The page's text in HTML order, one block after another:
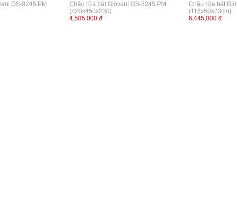
GS-9245 PM
Chậu rửa bát Giovani GS-8245 PM
(820x450x230)
4,505,000 đ
Chậu rửa bát
(116x50x23cm)
6,445,000 đ